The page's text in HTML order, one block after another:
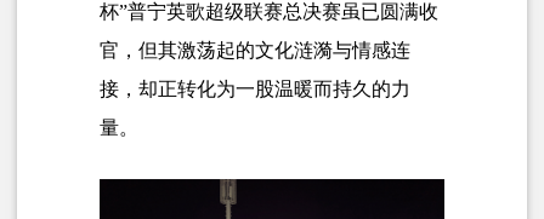
杯”普宁英歌超级联赛总决赛虽已圆满收
官，但其激荡起的文化涟漪与情感连
接，却正转化为一股温暖而持久的力
量。